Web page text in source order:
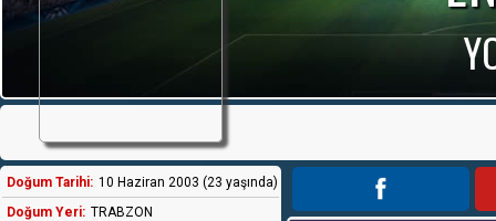
Doğum Tarihi: 10 Haziran 2003 (23 yaşında)
Doğum Yeri: TRABZON